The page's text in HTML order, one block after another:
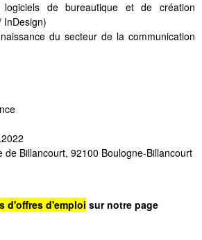
de bureautique et de création
InDesign)
du secteur de la communication
de Billancourt, 92100 Boulogne-Billancourt
d'offres d'emploi sur notre page